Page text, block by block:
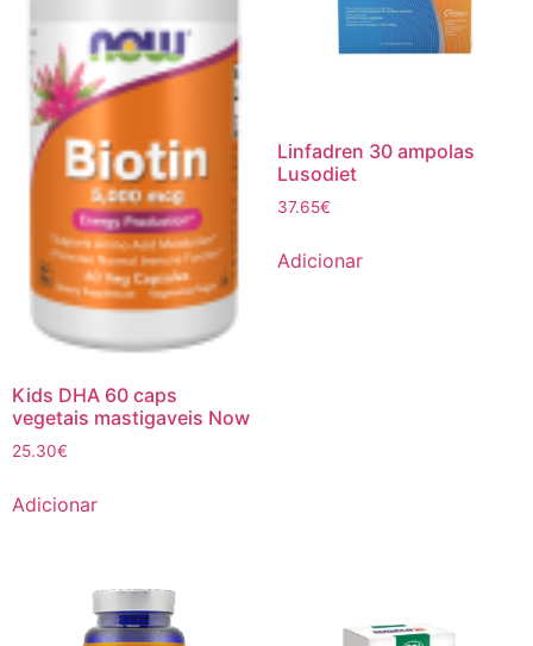
Kids DHA 60 caps
vegetais mastigaveis Now
25.30€
Adicionar
Linfadren 30 ampolas
Lusodiet
37.65€
Adicionar